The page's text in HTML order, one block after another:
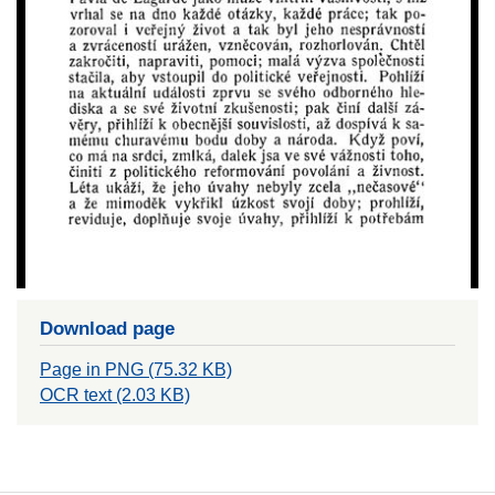
Download page
Page in PNG (75.32 KB)
OCR text (2.03 KB)